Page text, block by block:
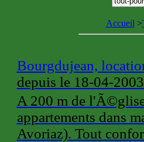
Accueil >
Bourgdujean,
depuis le 18-04-
A 200 m de
appartements dans
Avoriaz). Tout